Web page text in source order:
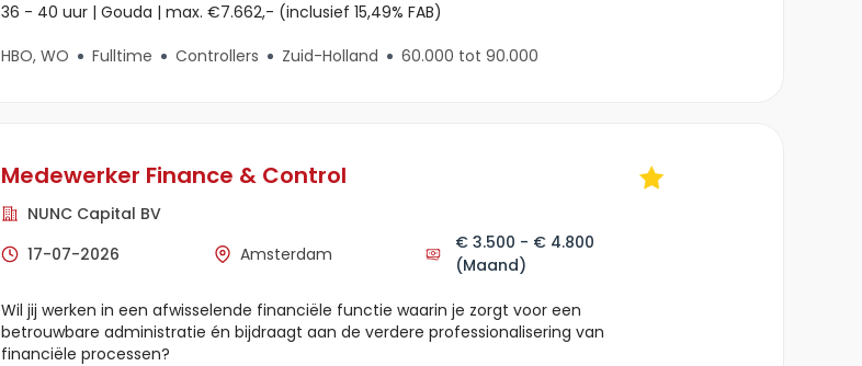
36 - 40 uur | Gouda | max. €7.662,- (inclusief 15,49% FAB)
HBO, WO
Fulltime Controllers Zuid-Holland 60.000 tot 90.000
Medewerker Finance & Control
NUNC Capital BV
17-07-2026
Amsterdam
€ 3.500 - € 4.800
(Maand)
Wil jij werken in een afwisselende financiële functie waarin je zorgt voor een
betrouwbare administratie én bijdraagt aan de verdere professionalisering van
financiële processen?